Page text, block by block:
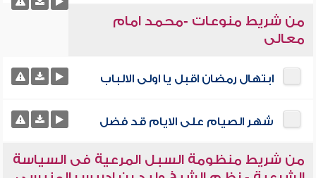
من شريط منوعات -محمد امام
معالى
ابتهال رمضان اقبل يا اولى الالباب
شهر الصيام على الايام قد فضل
من شريط منظومة السبل المرعية فى السياسة